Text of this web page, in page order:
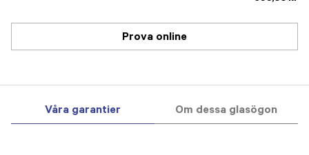
Prova online
Våra garantier Om dessa glasögon